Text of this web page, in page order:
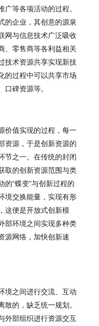
等各项活动的过程。
的企业，其创意的源泉
网与信息技术广泛吸收
、零售商等各利益相关
技术资源共享实现新技
的过程中可以共享市场
碑资源等。
价值实现的过程，每一
资源，于是创新资源的
节之一。在传统的封闭
取的创新资源范围与类
的“蝶变”与创新过程的
境交换能量，实现有形
这便是开放式创新模
部环境之间实现多种类
源网络，加快创新速
境之间进行交流、互动
的，缺乏统一规划。
外部组织进行资源交互